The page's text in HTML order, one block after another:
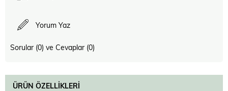
Yorum Yaz
Sorular (0) ve Cevaplar (0)
ÜRÜN ÖZELLIKLERI